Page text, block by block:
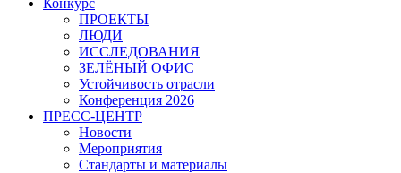
Конкурс
ПРОЕКТЫ
ЛЮДИ
ИССЛЕДОВАНИЯ
ЗЕЛЁНЫЙ ОФИС
Устойчивость отрасли
Конференция 2026
ПРЕСС-ЦЕНТР
Новости
Мероприятия
Стандарты и материалы